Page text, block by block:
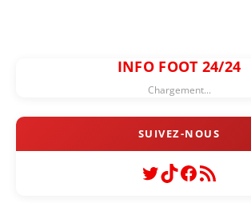
INFO FOOT 24/24
Chargement...
Twitter
TikTok
Facebook
Flux RSS